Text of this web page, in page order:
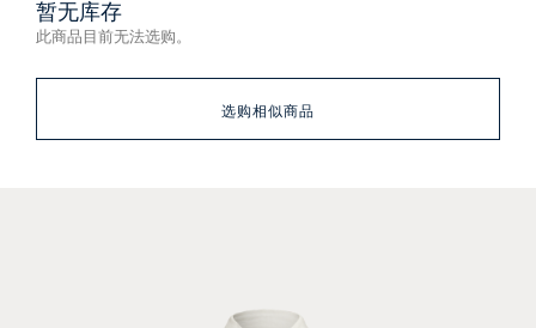
暂无库存
此商品目前无法选购。
选购相似商品